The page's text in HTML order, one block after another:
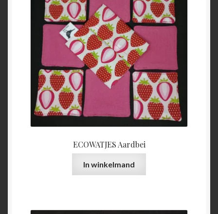
ECOWATJES Aardbei
In winkelmand